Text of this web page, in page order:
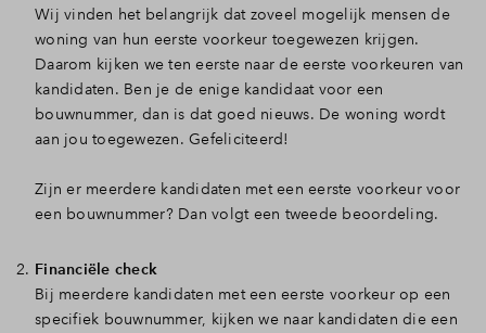
Wij vinden het belangrijk dat zoveel mogelijk mensen de
woning van hun eerste voorkeur toegewezen krijgen.
Daarom kijken we ten eerste naar de eerste voorkeuren van
kandidaten. Ben je de enige kandidaat voor een
bouwnummer, dan is dat goed nieuws. De woning wordt
aan jou toegewezen. Gefeliciteerd!
Zijn er meerdere kandidaten met een eerste voorkeur voor
een bouwnummer? Dan volgt een tweede beoordeling.
Financiële check
Bij meerdere kandidaten met een eerste voorkeur op een
specifiek bouwnummer, kijken we naar kandidaten die een